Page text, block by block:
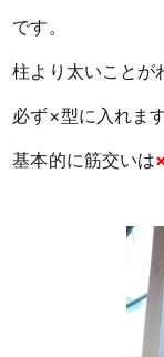
です。
柱より太いことが
必ず×型に入れます
基本的に筋交いは